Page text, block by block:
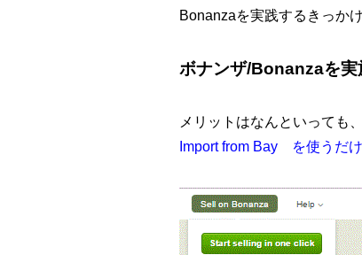
Bonanzaを実践するきっか
ボナンザ/Bonanzaを実
メリットはなんといっても、
Import from Bay を使うだけ